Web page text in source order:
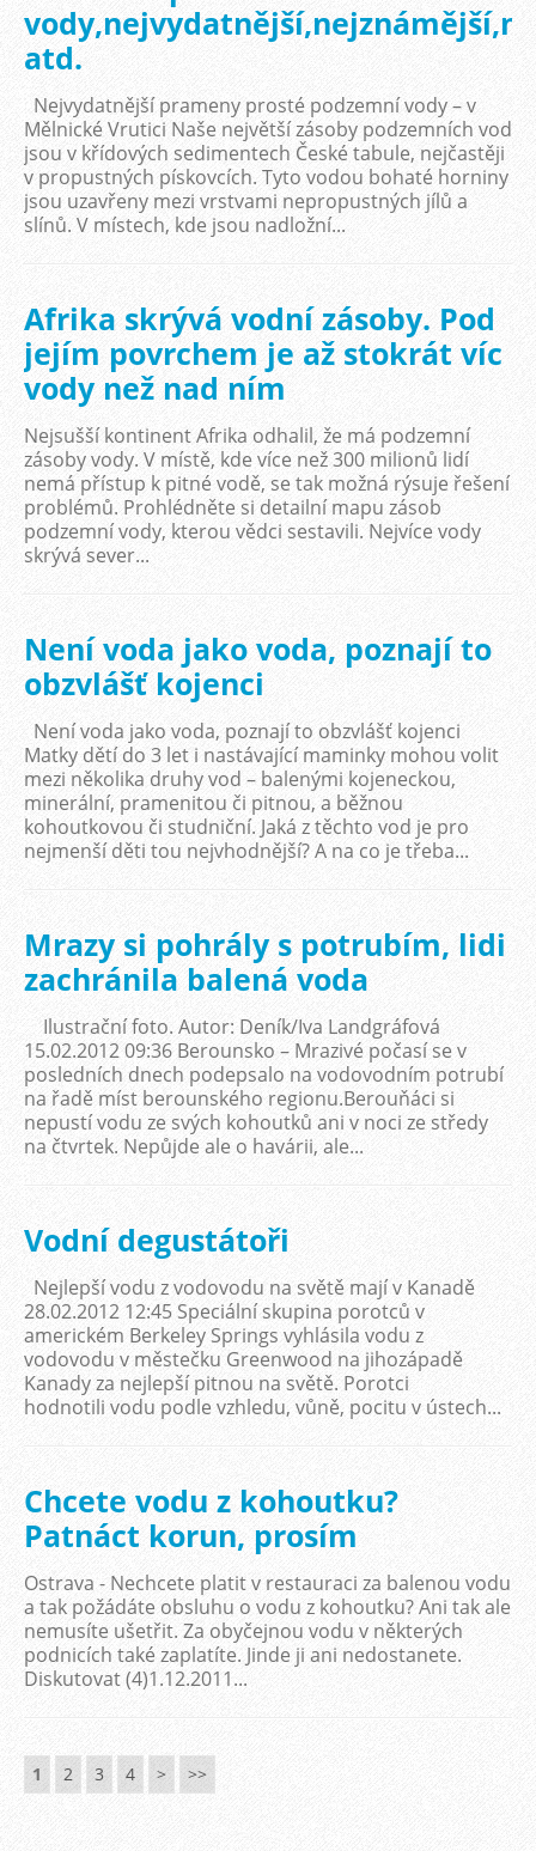
atd.
Nejvydatnější prameny prosté podzemní vody – v
Mělnické Vrutici Naše největší zásoby podzemních vod
jsou v křídových sedimentech České tabule, nejčastěji
v propustných pískovcích. Tyto vodou bohaté horniny
jsou uzavřeny mezi vrstvami nepropustných jílů a
slínů. V místech, kde jsou nadložní...
Afrika skrývá vodní zásoby. Pod
jejím povrchem je až stokrát víc
vody než nad ním
Nejsušší kontinent Afrika odhalil, že má podzemní
zásoby vody. V místě, kde více než 300 milionů lidí
nemá přístup k pitné vodě, se tak možná rýsuje řešení
problémů. Prohlédněte si detailní mapu zásob
podzemní vody, kterou vědci sestavili. Nejvíce vody
skrývá sever...
Není voda jako voda, poznají to
obzvlášť kojenci
Není voda jako voda, poznají to obzvlášť kojenci
Matky dětí do 3 let i nastávající maminky mohou volit
mezi několika druhy vod – balenými kojeneckou,
minerální, pramenitou či pitnou, a běžnou
kohoutkovou či studniční. Jaká z těchto vod je pro
nejmenší děti tou nejvhodnější? A na co je třeba...
Mrazy si pohrály s potrubím, lidi
zachránila balená voda
Ilustrační foto. Autor: Deník/Iva Landgráfová
15.02.2012 09:36 Berounsko – Mrazivé počasí se v
posledních dnech podepsalo na vodovodním potrubí
na řadě míst berounského regionu.Berouňáci si
nepustí vodu ze svých kohoutků ani v noci ze středy
na čtvrtek. Nepůjde ale o havárii, ale...
Vodní degustátoři
Nejlepší vodu z vodovodu na světě mají v Kanadě
28.02.2012 12:45 Speciální skupina porotců v
americkém Berkeley Springs vyhlásila vodu z
vodovodu v městečku Greenwood na jihozápadě
Kanady za nejlepší pitnou na světě. Porotci
hodnotili vodu podle vzhledu, vůně, pocitu v ústech...
Chcete vodu z kohoutku?
Patnáct korun, prosím
Ostrava - Nechcete platit v restauraci za balenou vodu
a tak požádáte obsluhu o vodu z kohoutku? Ani tak ale
nemusíte ušetřit. Za obyčejnou vodu v některých
podnicích také zaplatíte. Jinde ji ani nedostanete.
Diskutovat (4)1.12.2011...
1 2 3 4 > >>